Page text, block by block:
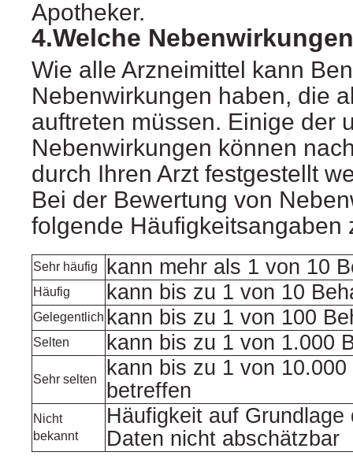
Apotheker.
4.Welche
Wie alle Arzneimittel kann
Nebenwirkungen haben, die
auftreten müssen. Einige der
Nebenwirkungen können
durch Ihren Arzt festgestellt
Bei der Bewertung von
folgende Häufigkeitsangaben
Sehr häufig kann mehr als 1 von 10
Häufig kann bis zu 1 von 10
Gelegentlich kann bis zu 1 von 100
Selten kann bis zu 1 von 1.000
Sehr selten
kann bis zu 1 von
betreffen
Nicht
bekannt
Häufigkeit auf Grundlage
Daten nicht abschätzbar